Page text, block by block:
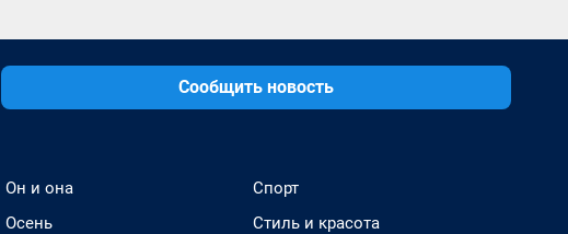
Сообщить новость
Он и она
Осень
Спорт
Стиль и красота